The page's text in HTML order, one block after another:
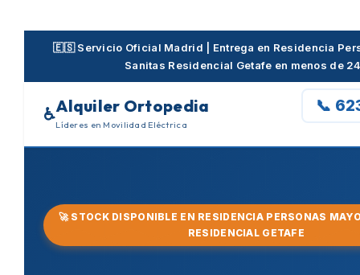
🇪🇸 Servicio Oficial Madrid | Entrega en Residencia
Sanitas Residencial Getafe en menos de
♿Alquiler Ortopedia
Líderes en Movilidad Eléctrica
📞
🚀 STOCK DISPONIBLE EN RESIDENCIA PERSONAS
RESIDENCIAL GETAFE